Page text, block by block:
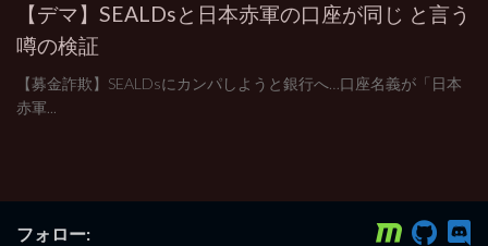
【デマ】SEALDsと日本赤軍の口座が同じ と言う
噂の検証
【募金詐欺】SEALDsにカンパしようと銀行へ…口座名義が「日本
赤軍...
フォロー: